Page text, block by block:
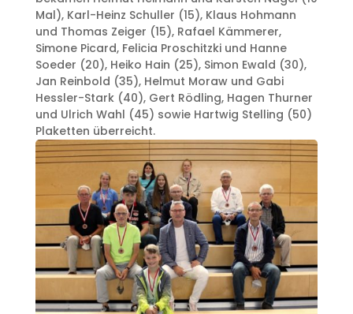
Mal), Karl-Heinz Schuller (15), Klaus Hohmann
und Thomas Zeiger (15), Rafael Kämmerer,
Simone Picard, Felicia Proschitzki und Hanne
Soeder (20), Heiko Hain (25), Simon Ewald (30),
Jan Reinbold (35), Helmut Moraw und Gabi
Hessler-Stark (40), Gert Rödling, Hagen Thurner
und Ulrich Wahl (45) sowie Hartwig Stelling (50)
Plaketten überreicht.